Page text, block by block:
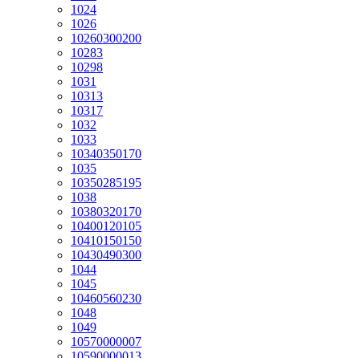
1024
1026
10260300200
10283
10298
1031
10313
10317
1032
1033
10340350170
1035
10350285195
1038
10380320170
10400120105
10410150150
10430490300
1044
1045
10460560230
1048
1049
10570000007